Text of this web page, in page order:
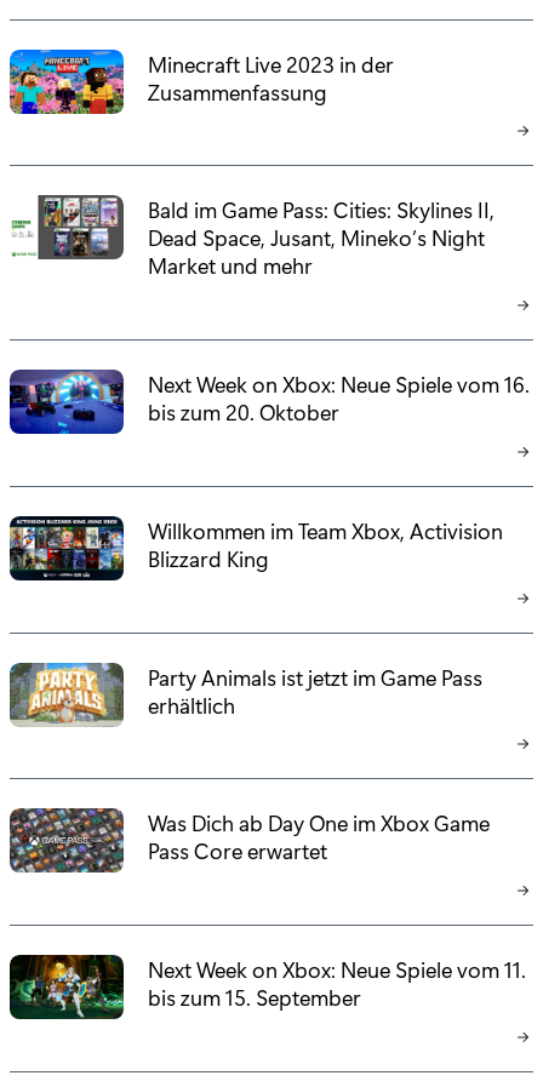
Minecraft Live 2023 in der
Zusammenfassung
Bald im Game Pass: Cities: Skylines II,
Dead Space, Jusant, Mineko’s Night
Market und mehr
Next Week on Xbox: Neue Spiele vom 16.
bis zum 20. Oktober
Willkommen im Team Xbox, Activision
Blizzard King
Party Animals ist jetzt im Game Pass
erhältlich
Was Dich ab Day One im Xbox Game
Pass Core erwartet
Next Week on Xbox: Neue Spiele vom 11.
bis zum 15. September